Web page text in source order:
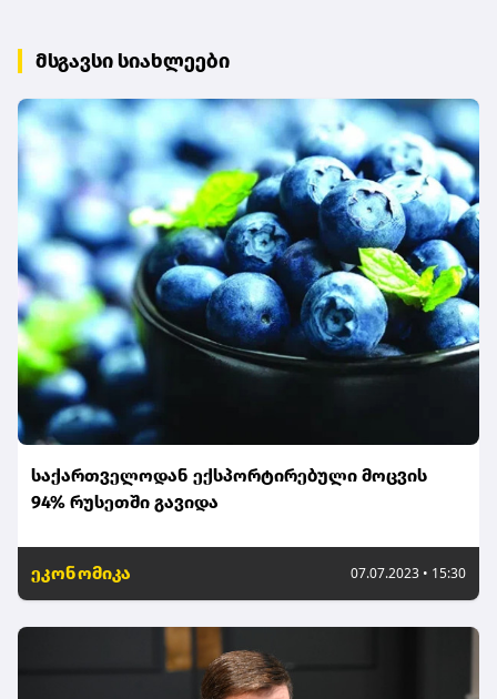
მსგავსი სიახლეები
საქართველოდან ექსპორტირებული მოცვის
94% რუსეთში გავიდა
ეკონომიკა 07.07.2023 • 15:30